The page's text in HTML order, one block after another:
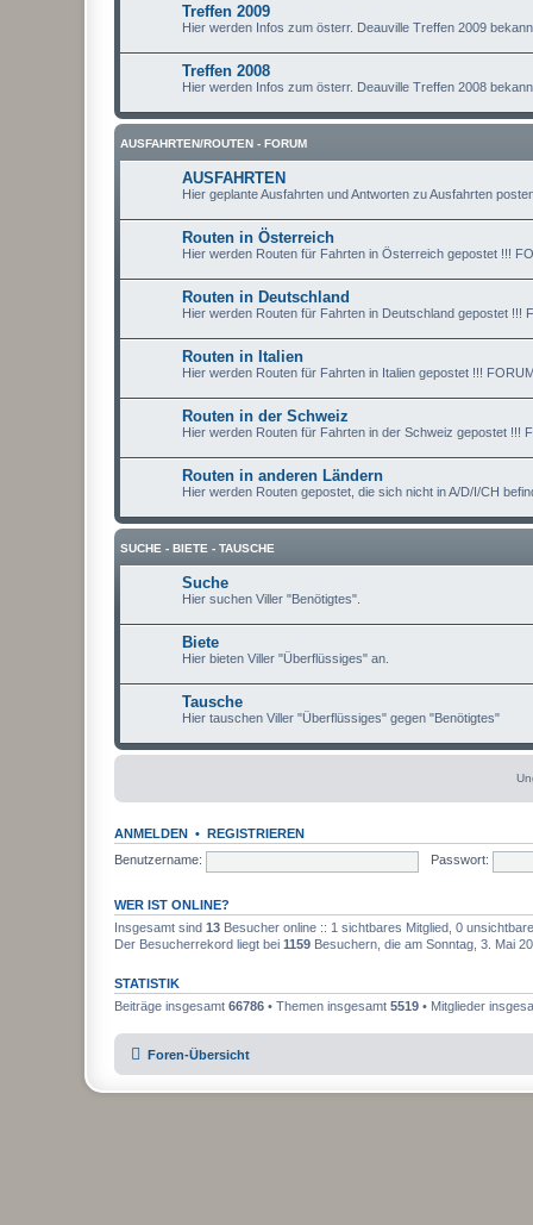
Treffen 2009
Hier werden Infos zum österr. Deauville Treffen 2009
Treffen 2008
Hier werden Infos zum österr. Deauville Treffen 2008
AUSFAHRTEN/ROUTEN - FORUM
AUSFAHRTEN
Hier geplante Ausfahrten und Antworten zu Ausfahrten
Routen in Österreich
Hier werden Routen für Fahrten in Österreich gepostet !!!
Routen in Deutschland
Hier werden Routen für Fahrten in Deutschland gepostet !!!
Routen in Italien
Hier werden Routen für Fahrten in Italien gepostet !!!
Routen in der Schweiz
Hier werden Routen für Fahrten in der Schweiz gepostet !!!
Routen in anderen Ländern
Hier werden Routen gepostet, die sich nicht in A/D/I/CH
SUCHE - BIETE - TAUSCHE
Suche
Hier suchen Viller "Benötigtes".
Biete
Hier bieten Viller "Überflüssiges" an.
Tausche
Hier tauschen Viller "Überflüssiges" gegen "Benötigtes"
U
e
l
e
B
e
g
ANMELDEN • REGISTRIEREN
Benutzername:
Passwort:
WER IST ONLINE?
Insgesamt sind 13 Besucher online :: 1 sichtbares Mitglied, 0
Der Besucherrekord liegt bei 1159 Besuchern, die am Sonntag, 3. Mai
STATISTIK
Beiträge insgesamt 66786 • Themen insgesamt 5519 • Mitglieder
Foren-Übersicht